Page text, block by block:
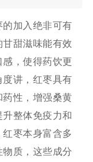
加入绝非可有
甜滋味能有效
，使得药饮更
讲，红枣具有
性，增强桑黄
整体免疫力和
枣本身富含多
质，这些成分